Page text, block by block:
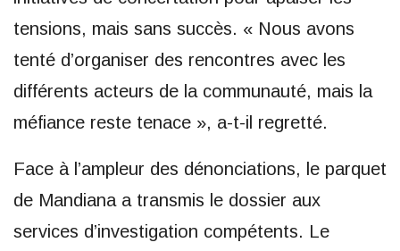
tensions, mais sans succès. « Nous avons
tenté d’organiser des rencontres avec les
différents acteurs de la communauté, mais la
méfiance reste tenace », a-t-il regretté.
Face à l’ampleur des dénonciations, le parquet
de Mandiana a transmis le dossier aux
services d’investigation compétents. Le